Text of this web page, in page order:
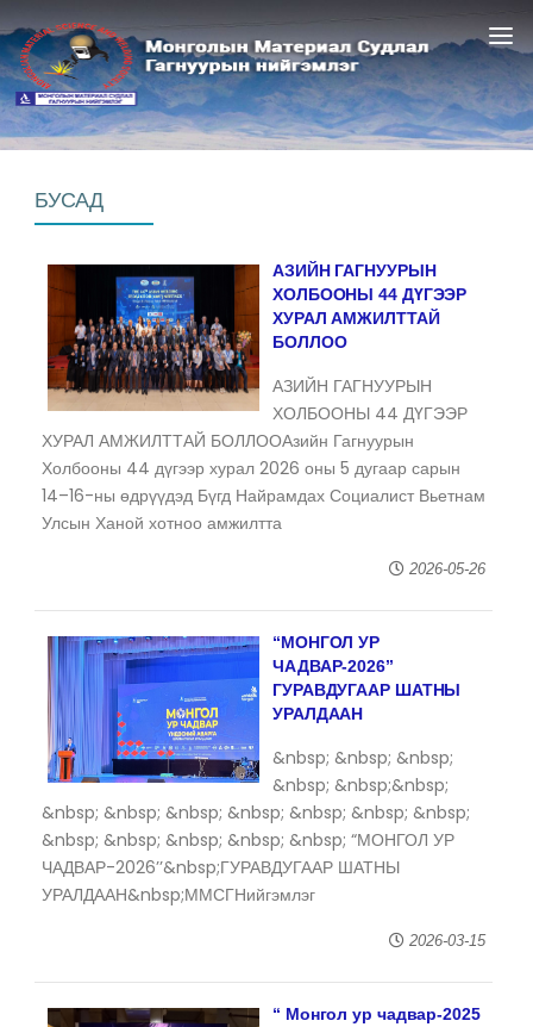
НИЙГЭМЛЭГИЙН ТУХАЙ
МЭДЭЭЛЭЛ
ГАДААД ХАРИЛЦАА
ГАГНУУРЧИН
БУСАД
АЗИЙН ГАГНУУРЫН
ХОЛБООНЫ 44 ДҮГЭЭР
ХУРАЛ АМЖИЛТТАЙ
БОЛЛОО
АЗИЙН ГАГНУУРЫН
ХОЛБООНЫ 44 ДҮГЭЭР
ХУРАЛ АМЖИЛТТАЙ БОЛЛООАзийн Гагнуурын
Холбооны 44 дүгээр хурал 2026 оны 5 дугаар сарын
14–16-ны өдрүүдэд Бүгд Найрамдах Социалист Вьетнам
Улсын Ханой хотноо амжилтта
2026-05-26
“МОНГОЛ УР
ЧАДВАР-2026’’
ГУРАВДУГААР ШАТНЫ
УРАЛДААН
&nbsp; &nbsp; &nbsp;
&nbsp; &nbsp;&nbsp;
&nbsp; &nbsp; &nbsp; &nbsp; &nbsp; &nbsp; &nbsp;
&nbsp; &nbsp; &nbsp; &nbsp; &nbsp; “МОНГОЛ УР
ЧАДВАР-2026’’&nbsp;ГУРАВДУГААР ШАТНЫ
УРАЛДААН&nbsp;ММСГНийгэмлэг
2026-03-15
“ Монгол ур чадвар-2025